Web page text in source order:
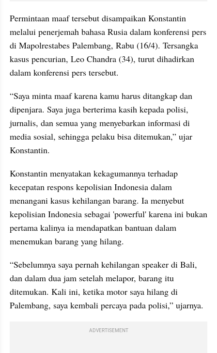
Permintaan maaf tersebut disampaikan Konstantin
melalui penerjemah bahasa Rusia dalam konferensi pers
di Mapolrestabes Palembang, Rabu (16/4). Tersangka
kasus pencurian, Leo Chandra (34), turut dihadirkan
dalam konferensi pers tersebut.
“Saya minta maaf karena kamu harus ditangkap dan
dipenjara. Saya juga berterima kasih kepada polisi,
jurnalis, dan semua yang menyebarkan informasi di
media sosial, sehingga pelaku bisa ditemukan,” ujar
Konstantin.
Konstantin menyatakan kekagumannya terhadap
kecepatan respons kepolisian Indonesia dalam
menangani kasus kehilangan barang. Ia menyebut
kepolisian Indonesia sebagai 'powerful' karena ini bukan
pertama kalinya ia mendapatkan bantuan dalam
menemukan barang yang hilang.
“Sebelumnya saya pernah kehilangan speaker di Bali,
dan dalam dua jam setelah melapor, barang itu
ditemukan. Kali ini, ketika motor saya hilang di
Palembang, saya kembali percaya pada polisi,” ujarnya.
ADVERTISEMENT